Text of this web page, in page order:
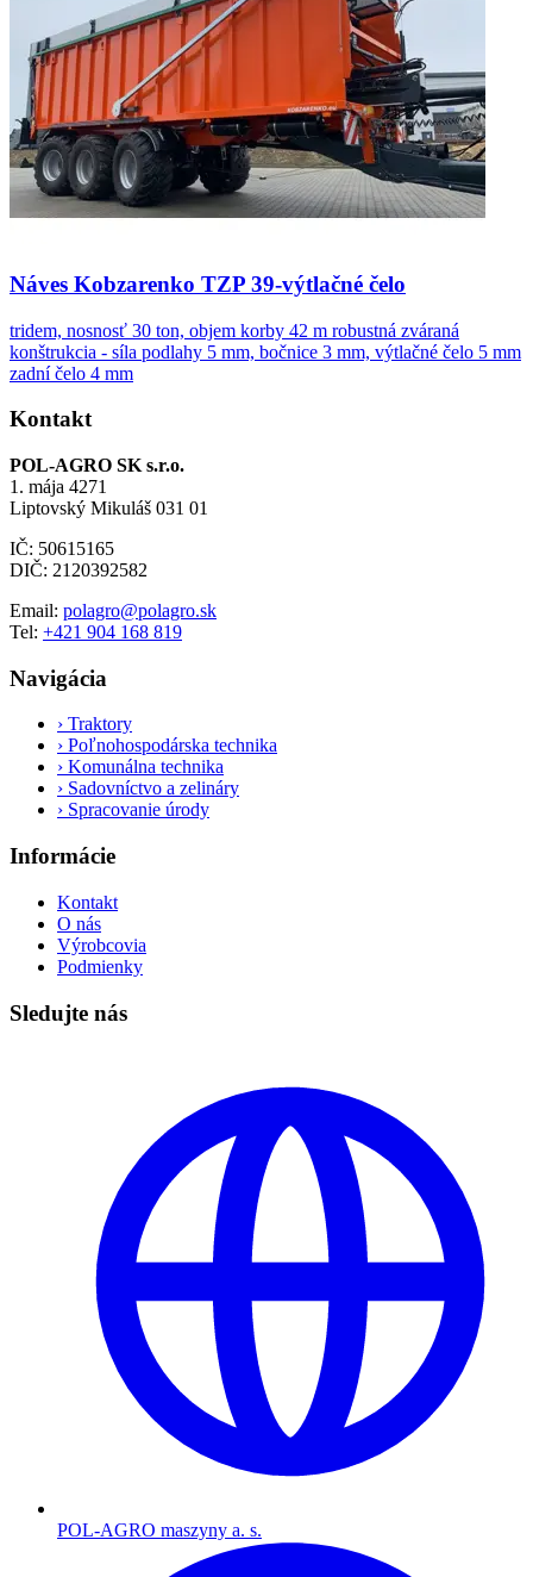
Náves Kobzarenko TZP 39-výtlačné čelo
tridem, nosnosť 30 ton, objem korby 42 m robustná zváraná
konštrukcia - síla podlahy 5 mm, bočnice 3 mm, výtlačné čelo 5 mm
zadní čelo 4 mm
Kontakt
POL-AGRO SK s.r.o.
1. mája 4271
Liptovský Mikuláš 031 01
IČ: 50615165
DIČ: 2120392582
Email: polagro@polagro.sk
Tel: +421 904 168 819
Navigácia
› Traktory
› Poľnohospodárska technika
› Komunálna technika
› Sadovníctvo a zelináry
› Spracovanie úrody
Informácie
Kontakt
O nás
Výrobcovia
Podmienky
Sledujte nás
POL-AGRO maszyny a. s.